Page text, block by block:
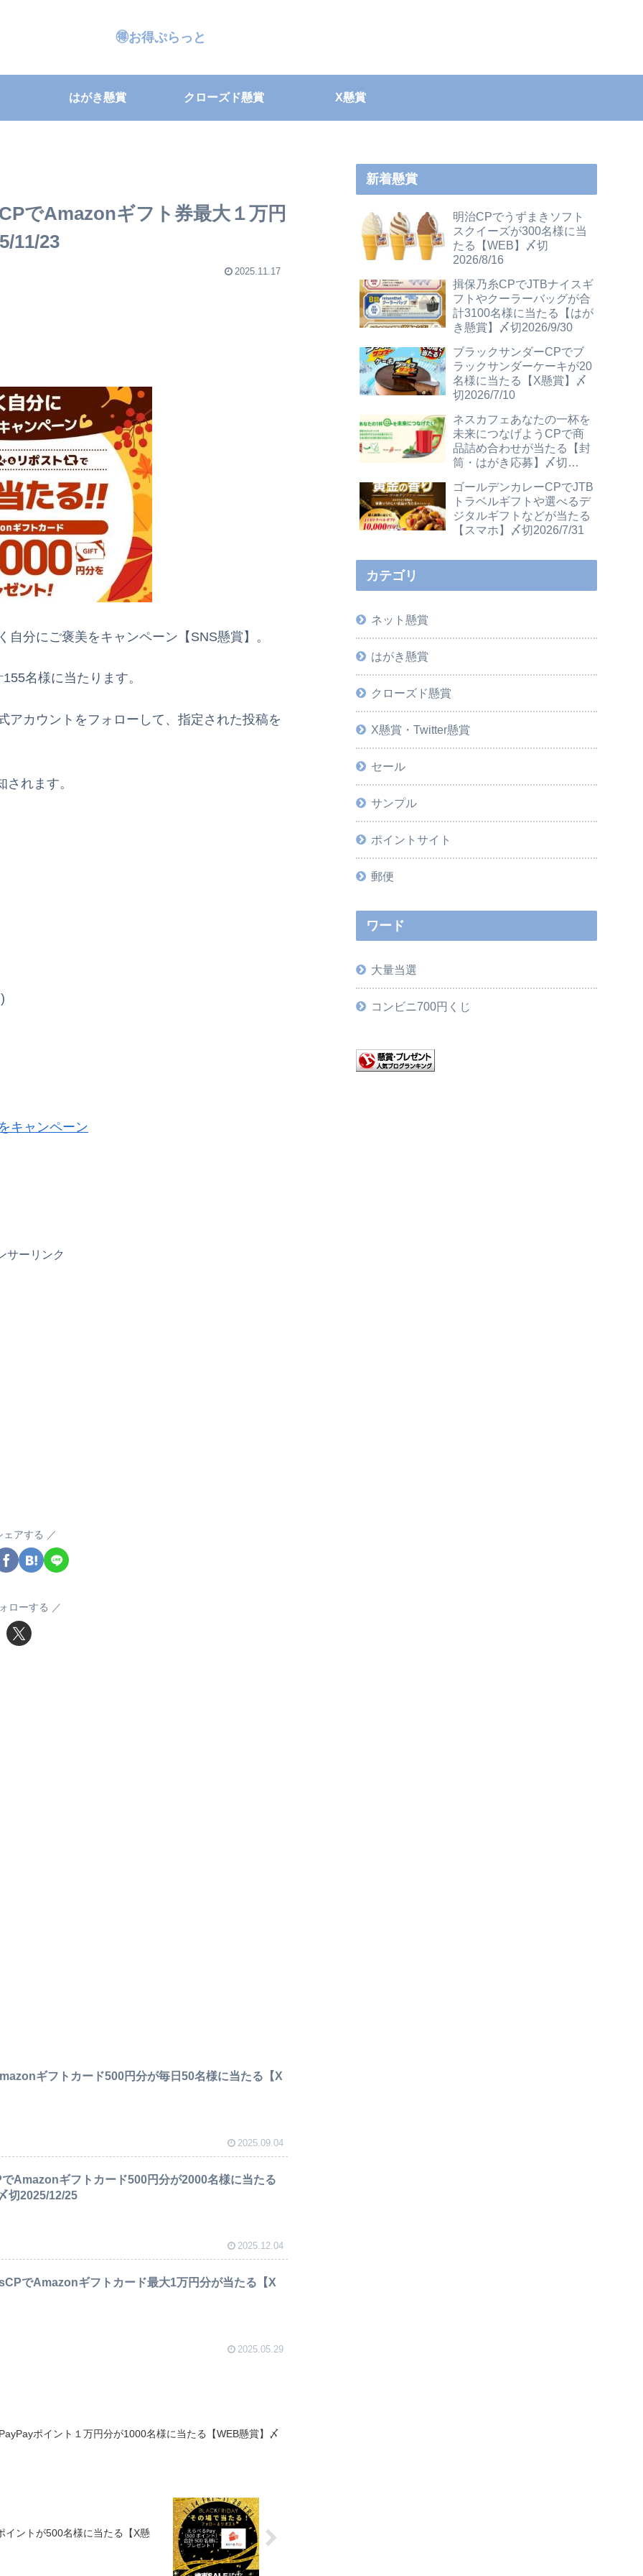
🉐お得ぷらっと
はがき懸賞 クローズド懸賞 X懸賞
でAmazonギフト券最大１万円
11/23
2025.11.17
分にご褒美をキャンペーン【SNS懸賞】。
名様に当たります。
カウントをフォローして、指定された投稿を
れます。
キャンペーン
サーリンク
ェアする
ローする
ギフトカード500円分が毎日50名様に当たる【X
2025.09.04
Amazonギフトカード500円分が2000名様に当たる
切2025/12/25
2025.12.04
でAmazonギフトカード最大1万円分が当たる【X
2025.05.29
ポイント１万円分が1000名様に当たる【WEB懸賞】〆
イントが500名様に当たる【X懸
新着懸賞
明治CPでうずまきソフト
スクイーズが300名様に当
たる【WEB】〆切
2026/8/16
揖保乃糸CPでJTBナイスギ
フトやクーラーバッグが合
計3100名様に当たる【はが
き懸賞】〆切2026/9/30
ブラックサンダーCPでブ
ラックサンダーケーキが20
名様に当たる【X懸賞】〆
切2026/7/10
ネスカフェあなたの一杯を
未来につなげようCPで商
品詰め合わせが当たる【封
筒・はがき応募】〆切
ゴールデンカレーCPでJTB
トラベルギフトや選べるデ
ジタルギフトなどが当たる
【スマホ】〆切2026/7/31
カテゴリ
ネット懸賞
はがき懸賞
クローズド懸賞
X懸賞・Twitter懸賞
セール
サンプル
ポイントサイト
郵便
ワード
大量当選
コンビニ700円くじ